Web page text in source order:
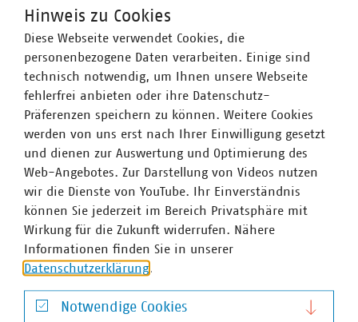
Hinweis zu Cookies
Diese Webseite verwendet Cookies, die
personenbezogene Daten verarbeiten. Einige sind
technisch notwendig, um Ihnen unsere Webseite
fehlerfrei anbieten oder ihre Datenschutz-
Präferenzen speichern zu können. Weitere Cookies
werden von uns erst nach Ihrer Einwilligung gesetzt
und dienen zur Auswertung und Optimierung des
Web-Angebotes. Zur Darstellung von Videos nutzen
wir die Dienste von YouTube. Ihr Einverständnis
können Sie jederzeit im Bereich Privatsphäre mit
Wirkung für die Zukunft widerrufen. Nähere
Informationen finden Sie in unserer
Datenschutzerklärung
Notwendige Cookies